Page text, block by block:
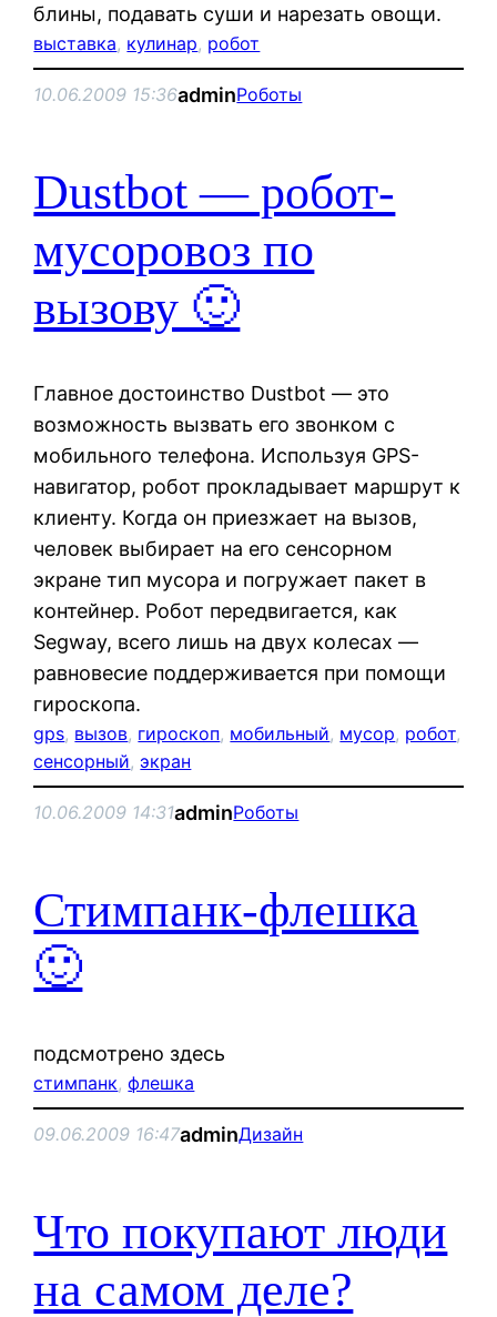
блины, подавать суши и нарезать овощи.
выставка, кулинар, робот
10.06.2009 15:36adminРоботы
Dustbot — робот-
мусоровоз по
вызову 🙂
Главное достоинство Dustbot — это
возможность вызвать его звонком с
мобильного телефона. Используя GPS-
навигатор, робот прокладывает маршрут к
клиенту. Когда он приезжает на вызов,
человек выбирает на его сенсорном
экране тип мусора и погружает пакет в
контейнер. Робот передвигается, как
Segway, всего лишь на двух колесах —
равновесие поддерживается при помощи
гироскопа.
gps, вызов, гироскоп, мобильный, мусор, робот
сенсорный, экран
10.06.2009 14:31adminРоботы
Стимпанк-флешка
🙂
подсмотрено здесь
стимпанк, флешка
09.06.2009 16:47adminДизайн
Что покупают люди
на самом деле?